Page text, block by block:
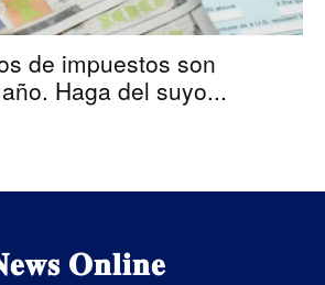
de impuestos son
Haga del suyo...
𝐎𝐧𝐥𝐢𝐧𝐞